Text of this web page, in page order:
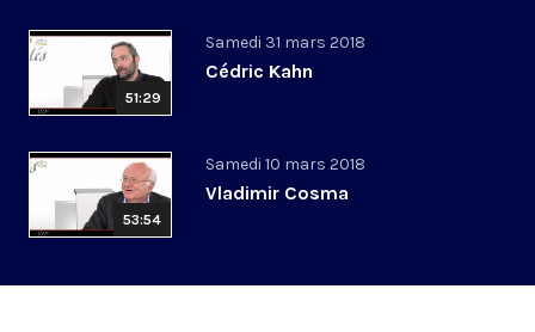
51:29
Samedi 31 mars 2018
Cédric Kahn
53:54
Samedi 10 mars 2018
Vladimir Cosma